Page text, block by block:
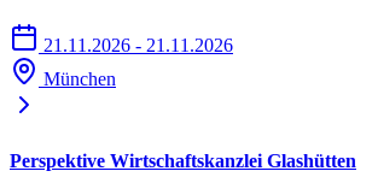
21.11.2026 - 21.11.2026
München
Perspektive Wirtschaftskanzlei Glashütten